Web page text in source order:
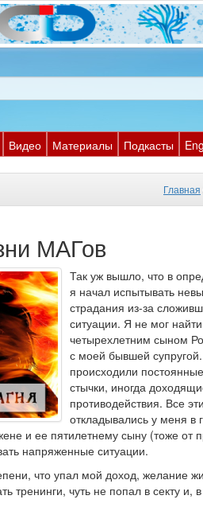
Видео Материалы Подкасты
Главная
МАГов
Так уж вышло, что в
я начал испытывать
страдания из-за
ситуации. Я не мог
четырехлетним сыном
с моей бывшей
происходили
стычки, иногда
противодействия. Все
откладывались у меня в
и ее пятилетнему сыну (тоже от
напряженные ситуации.
что упал мой доход, желание
чуть не попал в секту и,